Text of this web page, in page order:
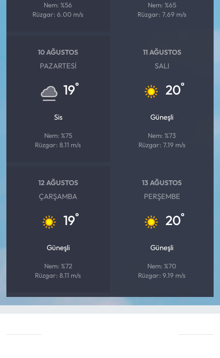
Nem: %56
Rüzgar: 6.00 m/s
Nem: %65
Rüzgar: 7.69 m/s
10 AĞUSTOS
PAZARTESI
19°
Sis
Nem: %75
Rüzgar: 8.11 m/s
11 AĞUSTOS
SALI
20°
Güneşli
Nem: %73
Rüzgar: 7.19 m/s
12 AĞUSTOS
ÇARŞAMBA
19°
Güneşli
Nem: %72
Rüzgar: 8.11 m/s
13 AĞUSTOS
PERŞEMBE
20°
Güneşli
Nem: %70
Rüzgar: 9.19 m/s
Sungurlu Haberleri
Uğurludağ Haberleri
Yaşam
Yayla Haber
Yemek Tarifleri